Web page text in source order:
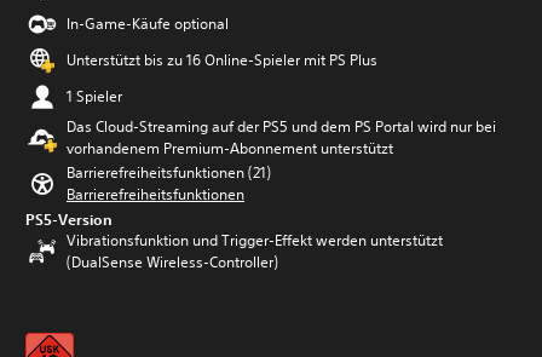
In-Game-Käufe optional
Unterstützt bis zu 16 Online-Spieler mit PS Plus
1 Spieler
Das Cloud-Streaming auf der PS5 und dem PS Portal wird nur bei
vorhandenem Premium-Abonnement unterstützt
Barrierefreiheitsfunktionen (21)
Barrierefreiheitsfunktionen
PS5-Version
Vibrationsfunktion und Trigger-Effekt werden unterstützt
(DualSense Wireless-Controller)